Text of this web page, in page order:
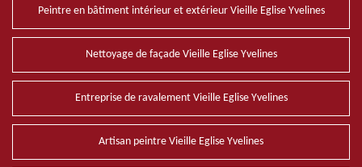
Peintre en bâtiment intérieur et extérieur Vieille Eglise Yvelines
Nettoyage de façade Vieille Eglise Yvelines
Entreprise de ravalement Vieille Eglise Yvelines
Artisan peintre Vieille Eglise Yvelines